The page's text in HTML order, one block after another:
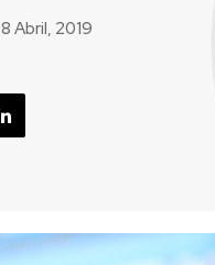
8 Abril, 2019